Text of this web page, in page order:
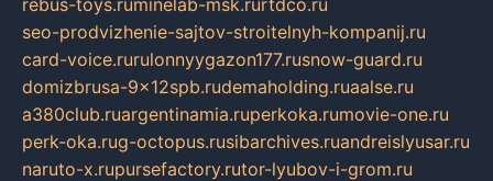
rebus-toys.ruminelab-msk.rurtdco.ru
seo-prodvizhenie-sajtov-stroitelnyh-kompanij.ru
card-voice.rurulonnyygazon177.rusnow-guard.ru
domizbrusa-9x12spb.rudemaholding.ruaalse.ru
a380club.ruargentinamia.ruperkoka.rumovie-one.ru
perk-oka.rug-octopus.rusibarchives.ruandreislyusar.ru
naruto-x.rupursefactory.rutor-lyubov-i-grom.ru